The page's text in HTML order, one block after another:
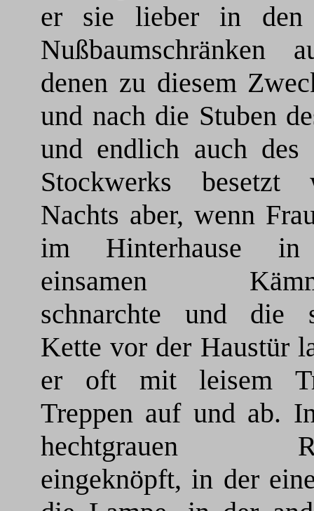
er sie lieber in den
Nußbaumschränken
denen zu diesem
und nach die Stuben
und endlich auch des
Stockwerks besetzt
Nachts aber, wenn
im Hinterhause
einsamen
schnarchte und die
Kette vor der Haustür
er oft mit leisem
Treppen auf und ab.
hechtgrauen
eingeknöpft, in der